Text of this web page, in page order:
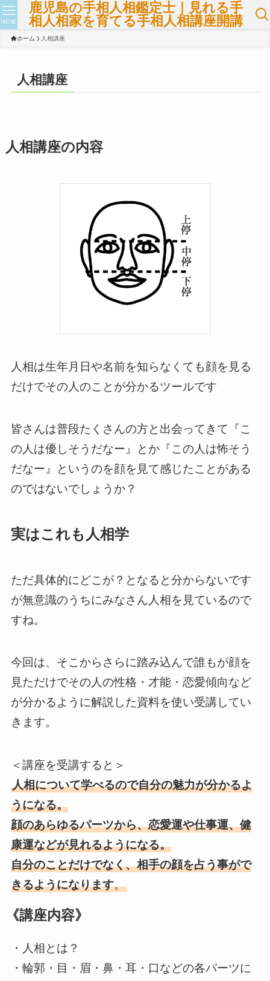
鹿児島の手相人相鑑定士｜見れる手
相人相家を育てる手相人相講座開講
MENE
ホーム 人相講座
人相講座
人相講座の内容
人相は生年月日や名前を知らなくても顔を見る
だけでその人のことが分かるツールです
皆さんは普段たくさんの方と出会ってきて『こ
の人は優しそうだなー』とか『この人は怖そう
だなー』というのを顔を見て感じたことがある
のではないでしょうか？
実はこれも人相学
ただ具体的にどこが？となると分からないです
が無意識のうちにみなさん人相を見ているので
すね。
今回は、そこからさらに踏み込んで誰もが顔を
見ただけでその人の性格・才能・恋愛傾向など
が分かるように解説した資料を使い受講してい
きます。
＜講座を受講すると＞
人相について学べるので自分の魅力が分かるよ
うになる。
顔のあらゆるパーツから、恋愛運や仕事運、健
康運などが見れるようになる。
自分のことだけでなく、相手の顔を占う事がで
きるようになります。
《講座内容》
・人相とは？
・輪郭・目・眉・鼻・耳・口などの各パーツに